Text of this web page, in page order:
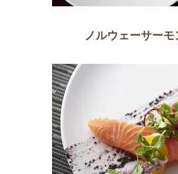
ノルウェーサー